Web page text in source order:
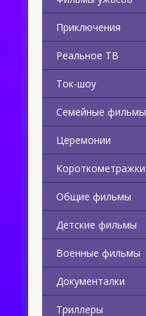
Приключения
Реальное ТВ
Ток-шоу
Семейные фильмы
Церемонии
Короткометражки
Общие фильмы
Детские фильмы
Военные фильмы
Документалки
Триллеры